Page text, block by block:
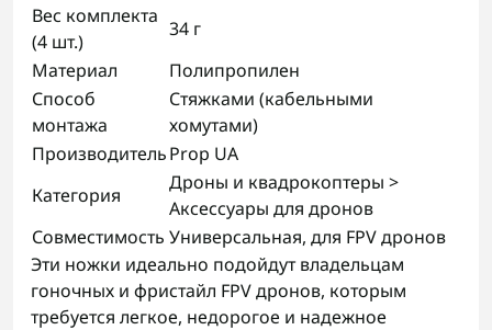
Вес комплекта
(4 шт.)
34 г
Материал
Полипропилен
Способ
монтажа
Стяжками (кабельными
хомутами)
ПроизводительProp UA
Категория
Дроны и квадрокоптеры >
Аксессуары для дронов
Совместимость Универсальная, для FPV дронов
Эти ножки идеально подойдут владельцам
гоночных и фристайл FPV дронов, которым
требуется легкое, недорогое и надежное